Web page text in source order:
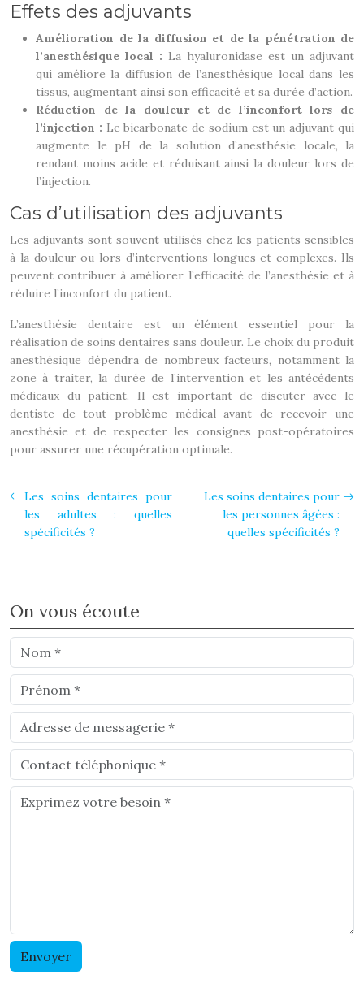
Effets des adjuvants
Amélioration de la diffusion et de la pénétration de
l’anesthésique local : La hyaluronidase est un adjuvant
qui améliore la diffusion de l’anesthésique local dans les
tissus, augmentant ainsi son efficacité et sa durée d’action.
Réduction de la douleur et de l’inconfort lors de
l’injection : Le bicarbonate de sodium est un adjuvant qui
augmente le pH de la solution d’anesthésie locale, la
rendant moins acide et réduisant ainsi la douleur lors de
l’injection.
Cas d’utilisation des adjuvants
Les adjuvants sont souvent utilisés chez les patients sensibles
à la douleur ou lors d’interventions longues et complexes. Ils
peuvent contribuer à améliorer l’efficacité de l’anesthésie et à
réduire l’inconfort du patient.
L’anesthésie dentaire est un élément essentiel pour la
réalisation de soins dentaires sans douleur. Le choix du produit
anesthésique dépendra de nombreux facteurs, notamment la
zone à traiter, la durée de l’intervention et les antécédents
médicaux du patient. Il est important de discuter avec le
dentiste de tout problème médical avant de recevoir une
anesthésie et de respecter les consignes post-opératoires
pour assurer une récupération optimale.
Les soins dentaires pour
les adultes : quelles
spécificités ?
Les soins dentaires pour
les personnes âgées :
quelles spécificités ?
On vous écoute